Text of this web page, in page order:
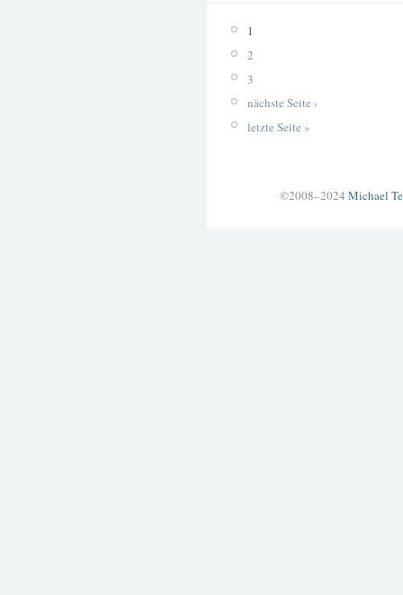
1
2
3
nächste Seite ›
letzte Seite »
©2008–2024 Michael